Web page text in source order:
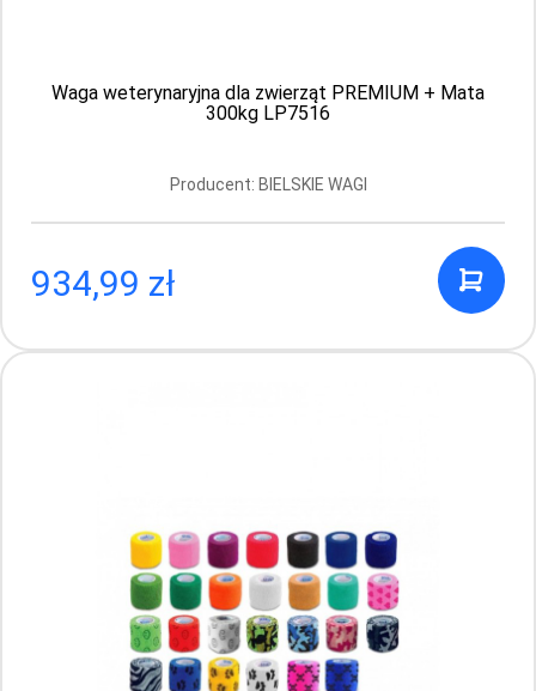
0.53 PLN
Waga weterynaryjna dla zwierząt PREMIUM + Mata
300kg LP7516
Producent: BIELSKIE WAGI
934,99 zł